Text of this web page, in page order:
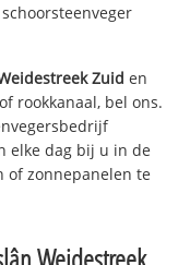
Zuid en
rookkanaal, bel ons.
elke dag bij u in de
of zonnepanelen te